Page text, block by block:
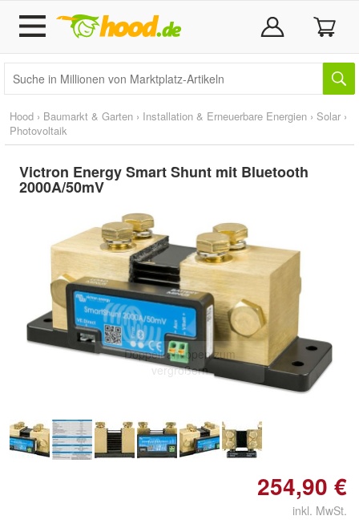
Hood › Baumarkt & Garten › Installation & Erneuerbare Energien › Solar ›
Photovoltaik
Victron Energy Smart Shunt mit Bluetooth
2000A/50mV
Doppelt antippen zum
vergrößern
254,90 €
inkl. MwSt.